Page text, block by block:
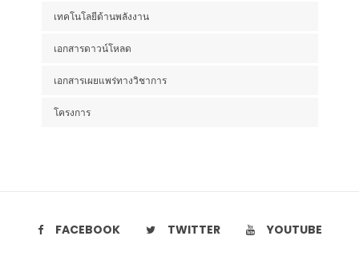
เทคโนโลยีด้านพลังงาน
เอกสารดาวน์โหลด
เอกสารเผยแพร่ทางวิชาการ
โครงการ
FACEBOOK TWITTER YOUTUBE